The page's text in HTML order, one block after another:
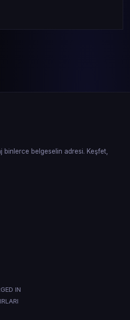
binlerce belgeselin adresi. Keşfet,
IN